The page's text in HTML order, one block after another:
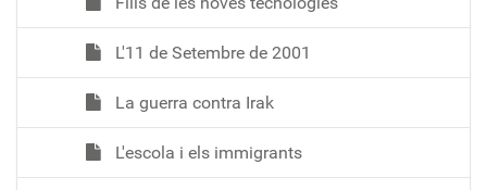
L'11 de Setembre de 2001
La guerra contra Irak
L'escola i els immigrants